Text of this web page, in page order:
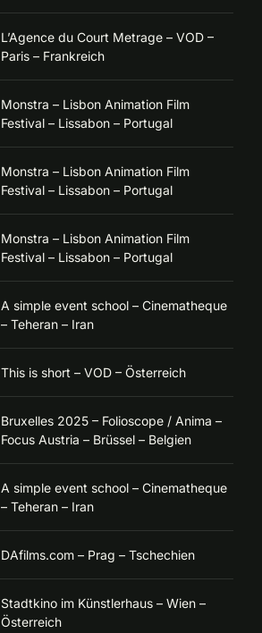
L’Agence du Court Metrage – VOD –
Paris – Frankreich
Monstra – Lisbon Animation Film
Festival – Lissabon – Portugal
Monstra – Lisbon Animation Film
Festival – Lissabon – Portugal
Monstra – Lisbon Animation Film
Festival – Lissabon – Portugal
A simple event school – Cinematheque
– Teheran – Iran
This is short – VOD – Österreich
Bruxelles 2025 – Folioscope / Anima –
Focus Austria – Brüssel – Belgien
A simple event school – Cinematheque
– Teheran – Iran
DAfilms.com – Prag – Tschechien
Stadtkino im Künstlerhaus – Wien –
Österreich